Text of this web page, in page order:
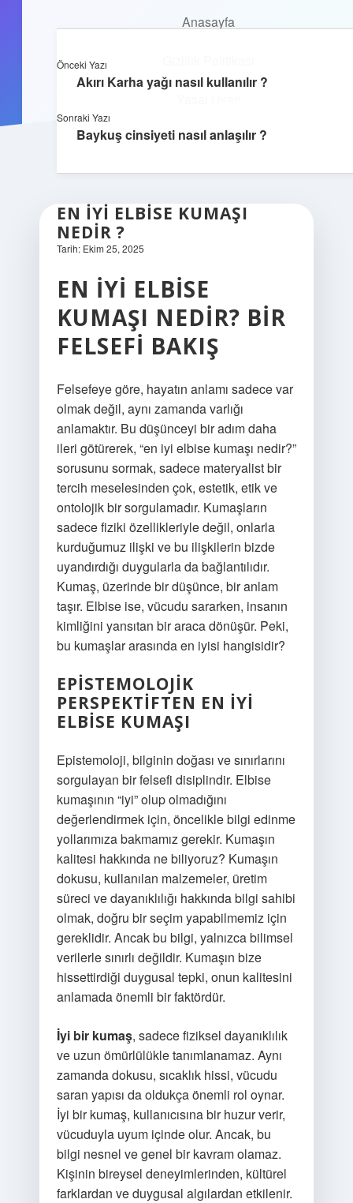
Anasayfa
Hakkımızda
aç
İnternetin sırlarını eğlenceli keşfet!
EN IYI ELBISE KUMAŞI
NEDIR ?
Tarih: Ekim 25, 2025
EN İYI ELBISE
KUMAŞI NEDIR? BIR
FELSEFI BAKIŞ
Felsefeye göre, hayatın anlamı sadece var
olmak değil, aynı zamanda varlığı
anlamaktır. Bu düşünceyi bir adım daha
ileri götürerek, “en iyi elbise kumaşı nedir?”
sorusunu sormak, sadece materyalist bir
tercih meselesinden çok, estetik, etik ve
ontolojik bir sorgulamadır. Kumaşların
sadece fiziki özellikleriyle değil, onlarla
kurduğumuz ilişki ve bu ilişkilerin bizde
uyandırdığı duygularla da bağlantılıdır.
Kumaş, üzerinde bir düşünce, bir anlam
taşır. Elbise ise, vücudu sararken, insanın
kimliğini yansıtan bir araca dönüşür. Peki,
bu kumaşlar arasında en iyisi hangisidir?
EPISTEMOLOJIK
PERSPEKTIFTEN EN İYI
ELBISE KUMAŞI
Epistemoloji, bilginin doğası ve sınırlarını
sorgulayan bir felsefi disiplindir. Elbise
kumaşının “iyi” olup olmadığını
değerlendirmek için, öncelikle bilgi edinme
yollarımıza bakmamız gerekir. Kumaşın
kalitesi hakkında ne biliyoruz? Kumaşın
dokusu, kullanılan malzemeler, üretim
süreci ve dayanıklılığı hakkında bilgi sahibi
olmak, doğru bir seçim yapabilmemiz için
gereklidir. Ancak bu bilgi, yalnızca bilimsel
verilerle sınırlı değildir. Kumaşın bize
hissettirdiği duygusal tepki, onun kalitesini
anlamada önemli bir faktördür.
İyi bir kumaş, sadece fiziksel dayanıklılık
ve uzun ömürlülükle tanımlanamaz. Aynı
zamanda dokusu, sıcaklık hissi, vücudu
saran yapısı da oldukça önemli rol oynar.
İyi bir kumaş, kullanıcısına bir huzur verir,
vücuduyla uyum içinde olur. Ancak, bu
bilgi nesnel ve genel bir kavram olamaz.
Kişinin bireysel deneyimlerinden, kültürel
farklardan ve duygusal algılardan etkilenir.
Önceki Yazı
Akırı Karha yağı nasıl kullanılır ?
Sonraki Yazı
Baykuş cinsiyeti nasıl anlaşılır ?
Anasayfa
Yasal Uyarı